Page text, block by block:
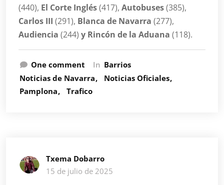
(440), El Corte Inglés(417), Autobuses(385),
Carlos III (291), Blanca de Navarra (277),
Audiencia (244) y Rincón de la Aduana (118).
One comment In Barrios
Noticias de Navarra
Noticias Oficiales
Pamplona
Trafico
Txema Dobarro
15 de julio de 2025